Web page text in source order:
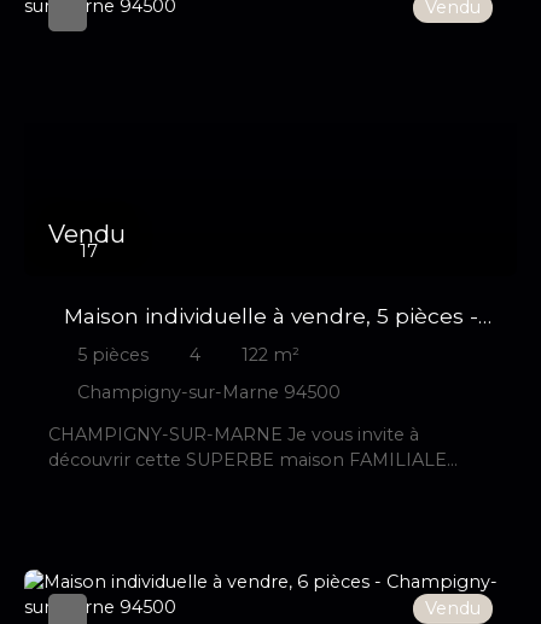
Vendu
Vendu
17
Maison individuelle à vendre, 5 pièces -
Champigny-sur-Marne 94500
5 pièces 4 122 m²
Champigny-sur-Marne 94500
CHAMPIGNY-SUR-MARNE Je vous invite à
découvrir cette SUPERBE maison FAMILIALE
se compose en rez-de-chaussée d'une entrée qui
dessert : un grand séjour de 51m² LUMINEUX,Vendu